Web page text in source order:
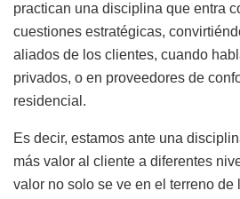
practican una disciplina que entra
cuestiones estratégicas,
aliados de los clientes, cuando
privados, o en proveedores de
residencial.
Es decir, estamos ante una
más valor al cliente a diferentes
valor no solo se ve en el terreno de